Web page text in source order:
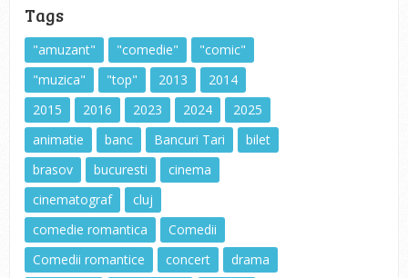
Tags
"amuzant" "comedie"
"comic"
"muzica"
"top" 2013
2014
2015
2016 2023 2024
2025
animatie
banc Bancuri Tari
bilet
brasov
bucuresti
cinema
cinematograf
cluj
comedie romantica
Comedii
Comedii romantice
concert drama